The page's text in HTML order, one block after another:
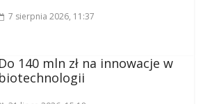
7 sierpnia 2026, 11:37
Do 140 mln zł na innowacje w
biotechnologii